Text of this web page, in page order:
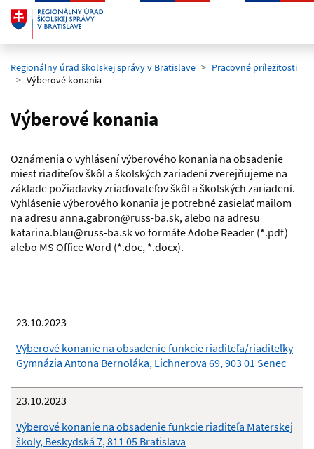
Preskočiť na hlavný obsah
Regionálny úrad školskej správy v Bratislave
Pracovné príležitosti
Výberové konania
Výberové konania
Oznámenia o vyhlásení výberového konania na obsadenie
miest riaditeľov škôl a školských zariadení zverejňujeme na
základe požiadavky zriaďovateľov škôl a školských zariadení.
Vyhlásenie výberového konania je potrebné zasielať mailom
na adresu anna.gabron@russ-ba.sk, alebo na adresu
katarina.blau@russ-ba.sk vo formáte Adobe Reader (*.pdf)
alebo MS Office Word (*.doc, *.docx).
23.10.2023
Výberové konanie na obsadenie funkcie riaditeľa/riaditeľky
Gymnázia Antona Bernoláka, Lichnerova 69, 903 01 Senec
23.10.2023
Výberové konanie na obsadenie funkcie riaditeľa Materskej
školy, Beskydská 7, 811 05 Bratislava